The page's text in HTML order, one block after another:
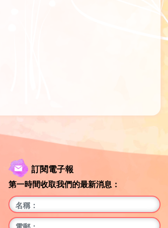
訂閱電子報
第一時間收取我們的最新消息：